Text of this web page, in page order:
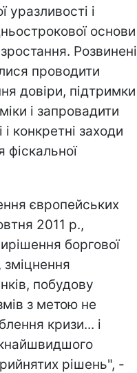
уразливості і
основи
Розвинені
проводити
довіри, підтримки
і запровадити
і конкретні заходи
європейських
2011 р.,
боргової
зміцнення
побудову
з метою не
кризи... і
рішень", -